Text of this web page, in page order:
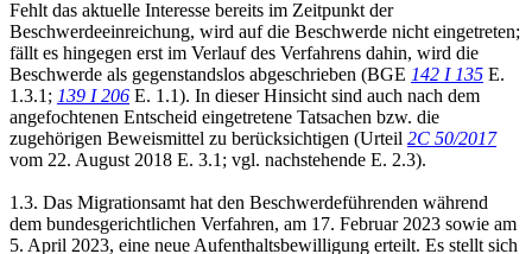
Fehlt das aktuelle Interesse bereits im Zeitpunkt der
Beschwerdeeinreichung, wird auf die Beschwerde nicht eingetreten;
fällt es hingegen erst im Verlauf des Verfahrens dahin, wird die
Beschwerde als gegenstandslos abgeschrieben (BGE 142 I 135 E.
1.3.1; 139 I 206 E. 1.1). In dieser Hinsicht sind auch nach dem
angefochtenen Entscheid eingetretene Tatsachen bzw. die
zugehörigen Beweismittel zu berücksichtigen (Urteil 2C 50/2017
vom 22. August 2018 E. 3.1; vgl. nachstehende E. 2.3).
1.3. Das Migrationsamt hat den Beschwerdeführenden während
dem bundesgerichtlichen Verfahren, am 17. Februar 2023 sowie am
5. April 2023, eine neue Aufenthaltsbewilligung erteilt. Es stellt sich